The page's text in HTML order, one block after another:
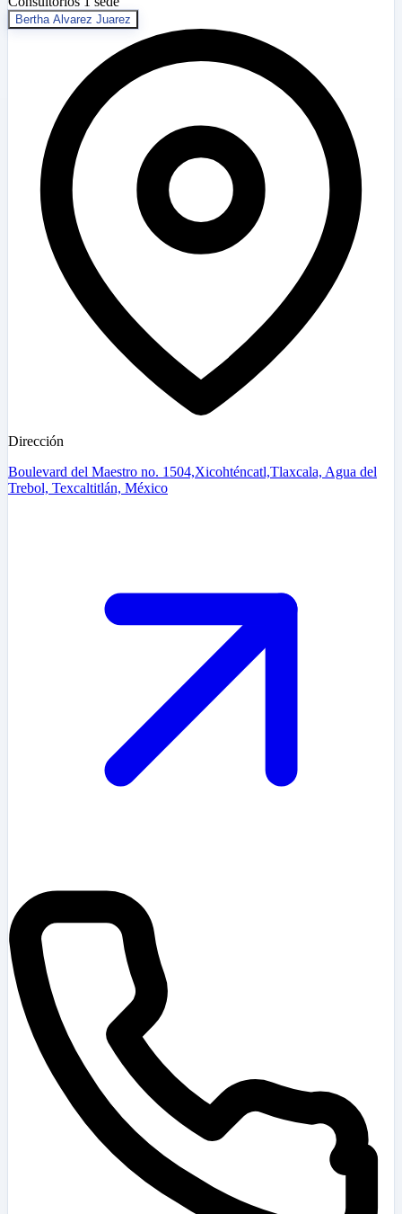
Bertha Alvarez Juarez
Dirección
Boulevard del Maestro no. 1504,Xicohténcatl,Tlaxcala, Agua del
Trebol, Texcaltitlán, México